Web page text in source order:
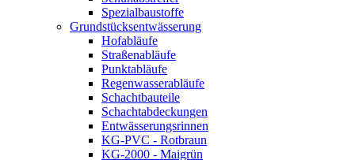
Spezialbaustoffe
Grundstücksentwässerung
Hofabläufe
Straßenabläufe
Punktabläufe
Regenwasserabläufe
Schachtbauteile
Schachtabdeckungen
Entwässerungsrinnen
KG-PVC - Rotbraun
KG-2000 - Maigrün